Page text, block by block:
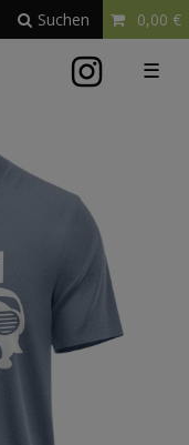
Suchen 0,00 €
☰